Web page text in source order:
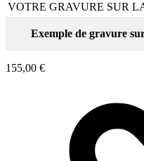
VOTRE GRAVURE SUR
Exemple de gravure
155,00 €